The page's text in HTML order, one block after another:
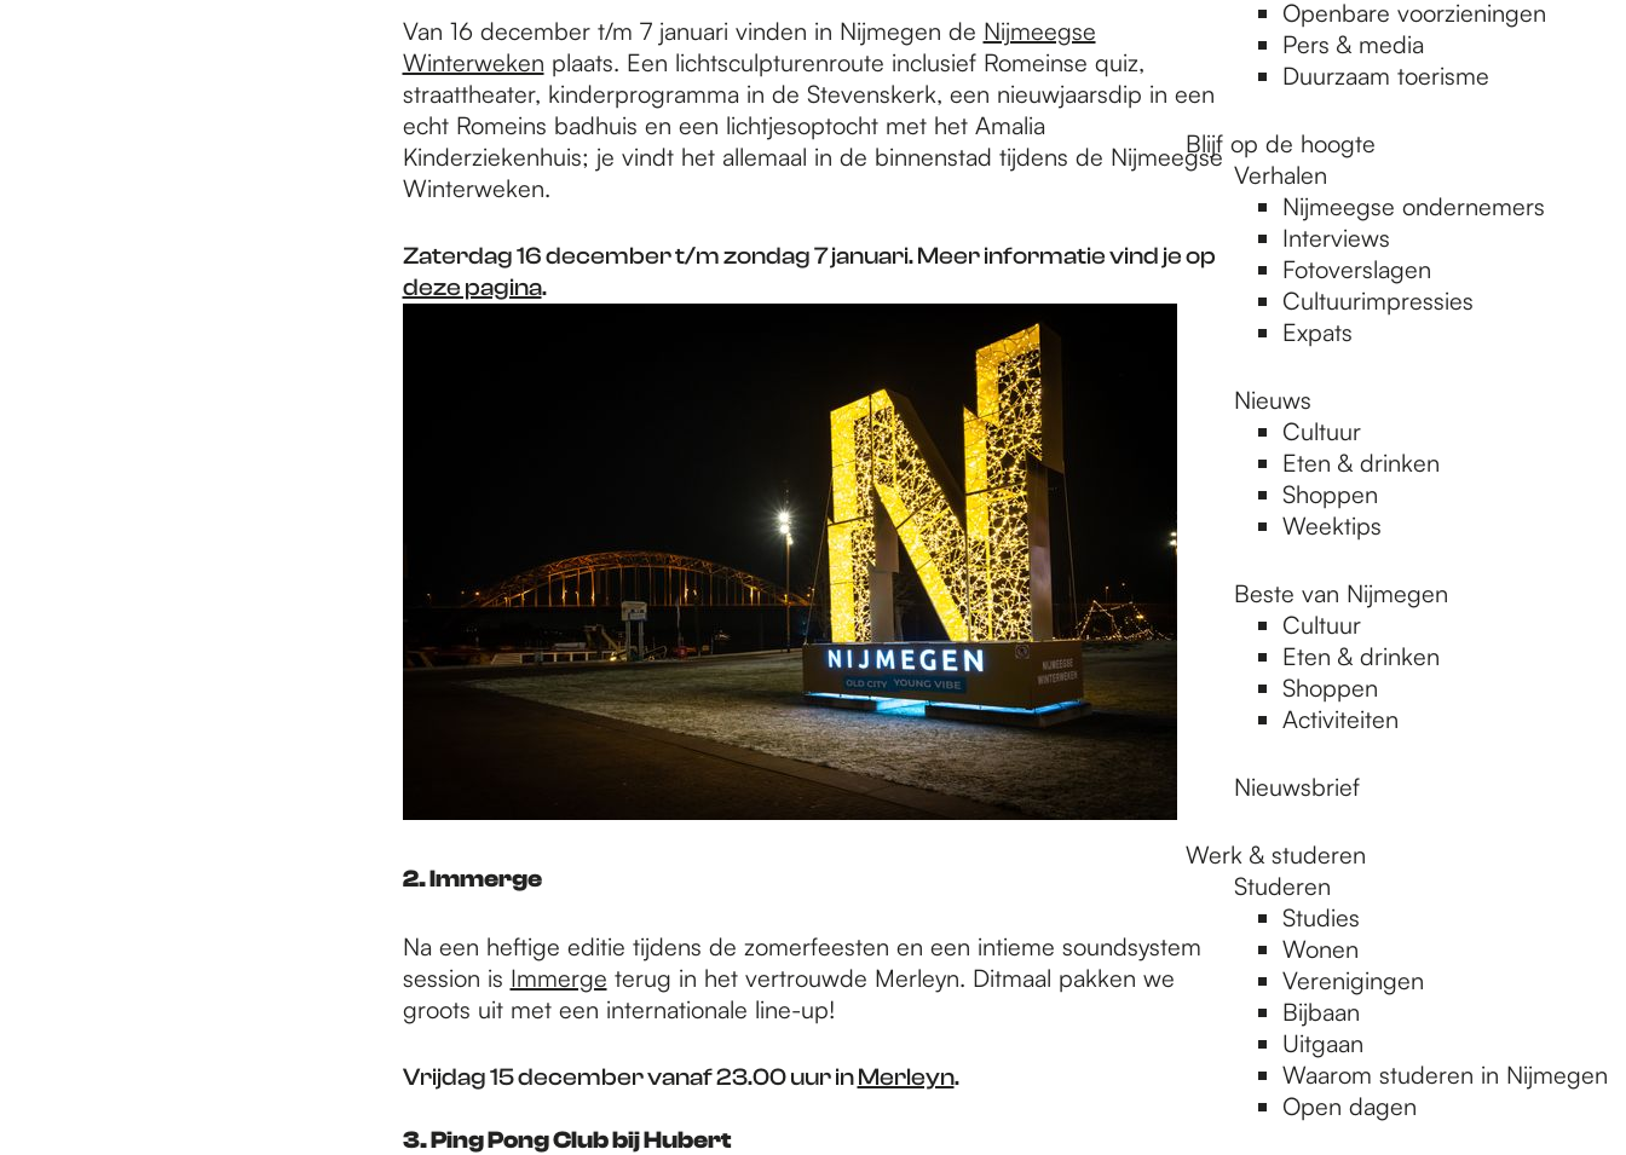
Openbare voorzieningen
Pers & media
Duurzaam toerisme
Blijf op de hoogte
Verhalen
Nijmeegse ondernemers
Interviews
Fotoverslagen
Cultuurimpressies
Expats
Nieuws
Cultuur
Eten & drinken
Shoppen
Weektips
Beste van Nijmegen
Cultuur
Eten & drinken
Shoppen
Activiteiten
Nieuwsbrief
Werk & studeren
Studeren
Studies
Wonen
Verenigingen
Bijbaan
Uitgaan
Waarom studeren in Nijmegen
Open dagen
Van 16 december t/m 7 januari vinden in Nijmegen de Nijmeegse
Winterweken plaats. Een lichtsculpturenroute inclusief Romeinse quiz,
straattheater, kinderprogramma in de Stevenskerk, een nieuwjaarsdip in een
echt Romeins badhuis en een lichtjesoptocht met het Amalia
Kinderziekenhuis; je vindt het allemaal in de binnenstad tijdens de Nijmeegse
Winterweken.
Zaterdag 16 december t/m zondag 7 januari. Meer informatie vind je op
deze pagina.
2. Immerge
Na een heftige editie tijdens de zomerfeesten en een intieme soundsystem
session is Immerge terug in het vertrouwde Merleyn. Ditmaal pakken we
groots uit met een internationale line-up!
Vrijdag 15 december vanaf 23.00 uur inMerleyn.
3. Ping Pong Club bij Hubert